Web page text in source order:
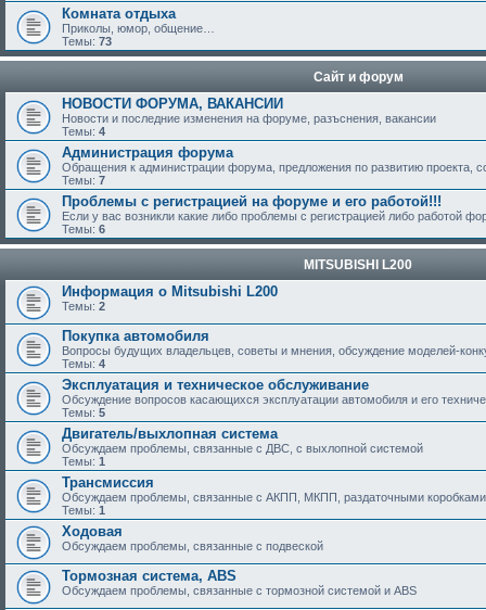
Комната отдыха
Приколы, юмор, общение…
Темы: 73
Сайт и форум
НОВОСТИ ФОРУМА, ВАКАНСИИ
Новости и последние изменения на форуме, разъснения, вакансии
Темы: 4
Администрация форума
Обращения к администрации форума, предложения по развитию проекта,
Темы: 7
Проблемы с регистрацией на форуме и его работой!!!
Если у вас возникли какие либо проблемы с регистрацией либо работой
Темы: 6
MITSUBISHI L200
Информация о Mitsubishi L200
Темы: 2
Покупка автомобиля
Вопросы будущих владельцев, советы и мнения, обсуждение моделей-
Темы: 4
Эксплуатация и техническое обслуживание
Обсуждение вопросов касающихся эксплуатации автомобиля и его
Темы: 5
Двигатель/выхлопная система
Обсуждаем проблемы, связанные с ДВС, с выхлопной системой
Темы: 1
Трансмиссия
Обсуждаем проблемы, связанные с АКПП, МКПП, раздаточными
Темы: 1
Ходовая
Обсуждаем проблемы, связанные с подвеской
Тормозная система, ABS
Обсуждаем проблемы, связанные с тормозной системой и ABS